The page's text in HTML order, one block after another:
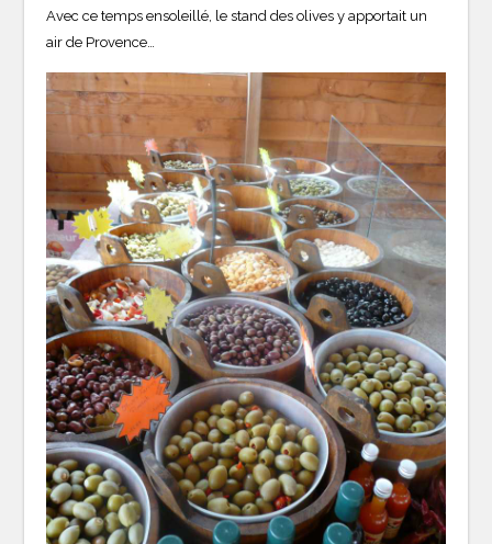
Avec ce temps ensoleillé, le stand des olives y apportait un
air de Provence…